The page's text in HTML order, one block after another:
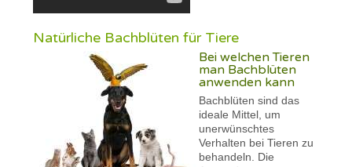
Natürliche Bachblüten für Tiere
Bei welchen Tieren
man Bachblüten
anwenden kann
Bachblüten sind das
ideale Mittel, um
unerwünschtes
Verhalten bei Tieren zu
behandeln. Die